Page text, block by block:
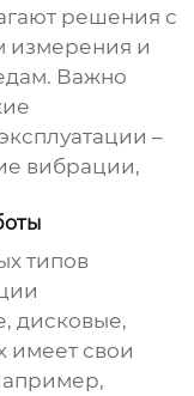
решения с
измерения и
Важно
–
вибрации,
типов
дисковые,
имеет свои